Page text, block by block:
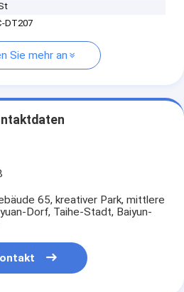
DT207
Sie mehr an
65, kreativer Park, mittlere
Dorf, Taihe-Stadt, Baiyun-